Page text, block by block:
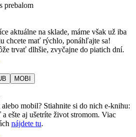
prebalom
aktuálne na sklade, máme však už iba
chcete mať rýchlo, ponáhľajte sa!
trvať dlhšie, zvyčajne do piatich dní.
MOBI
mobil? Stiahnite si do nich e-knihu:
ešte aj ušetríte život stromom. Viac
nájdete tu.